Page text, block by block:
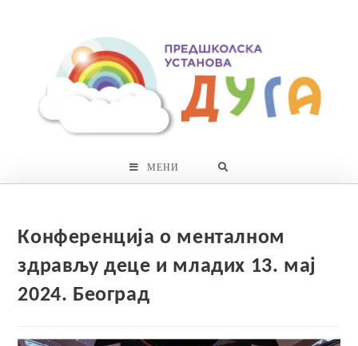
МЕНИ
Конференција о менталном
здрављу деце и младих 13. мај
2024. Београд